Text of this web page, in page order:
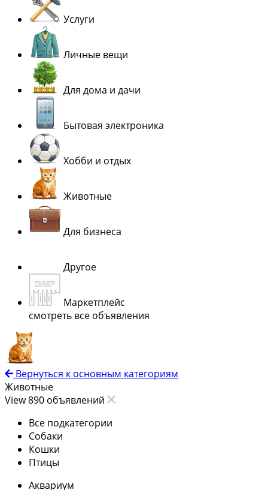
Услуги
Личные вещи
Для дома и дачи
Бытовая электроника
Хобби и отдых
Животные
Для бизнеса
Другое
Маркетплейс
смотреть все объявления
Вернуться к основным категориям
Животные
View 890 объявлений
Все подкатегории
Собаки
Кошки
Птицы
Аквариум